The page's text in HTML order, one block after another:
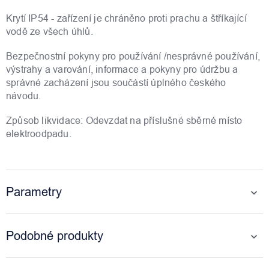
Krytí IP54 - zařízení je chráněno proti prachu a štříkající
vodě ze všech úhlů.
Bezpečnostní pokyny pro používání /nesprávné používání,
výstrahy a varování, informace a pokyny pro údržbu a
správné zacházení jsou součástí úplného českého
návodu.
Způsob likvidace: Odevzdat na příslušné sběrné místo
elektroodpadu.
Parametry
Podobné produkty